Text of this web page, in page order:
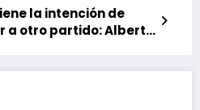
la intención de
a otro partido: Alberto